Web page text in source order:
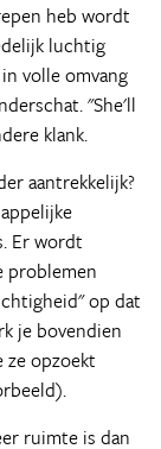
heb wordt
luchtig
volle omvang
"She'll
klank.
aantrekkelijk?
Er wordt
problemen
op dat
je bovendien
ze opzoekt
ruimte is dan